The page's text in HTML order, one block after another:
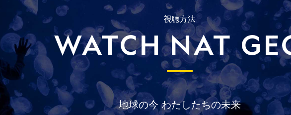
視聴方法
WATCH NAT
地球の今わたしたちの未来